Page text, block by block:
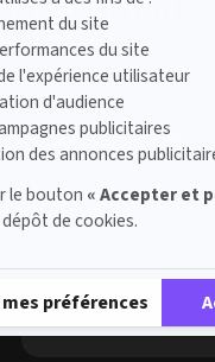
du site
du site
l'expérience utilisateur
d'audience
publicitaires
des annonces
le bouton « Accepter et
de cookies.
préférences
Label Toyota Occasions
Le Label Toyota
garantit votre véhicule de
une durée de 12 à 36